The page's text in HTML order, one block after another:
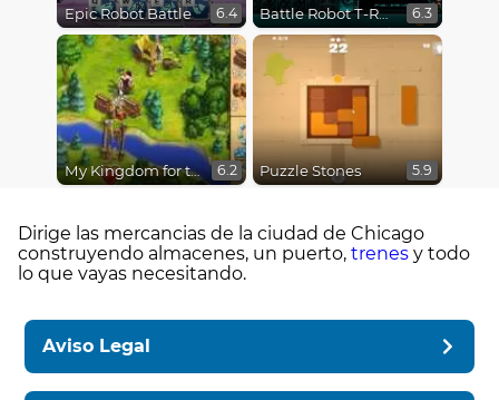
Epic Robot Battle 6.4 Battle Robot T-Rex Age 6.3
My Kingdom for the Princess 6.2 Puzzle Stones 5.9
Dirige las mercancias de la ciudad de Chicago
construyendo almacenes, un puerto, trenes y todo
lo que vayas necesitando.
Aviso Legal